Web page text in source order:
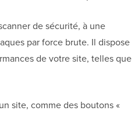
de sécurité, à une
par force brute. Il dispose
de votre site, telles que
site, comme des boutons «